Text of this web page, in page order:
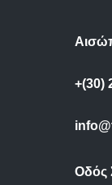
+(30)
Οδός